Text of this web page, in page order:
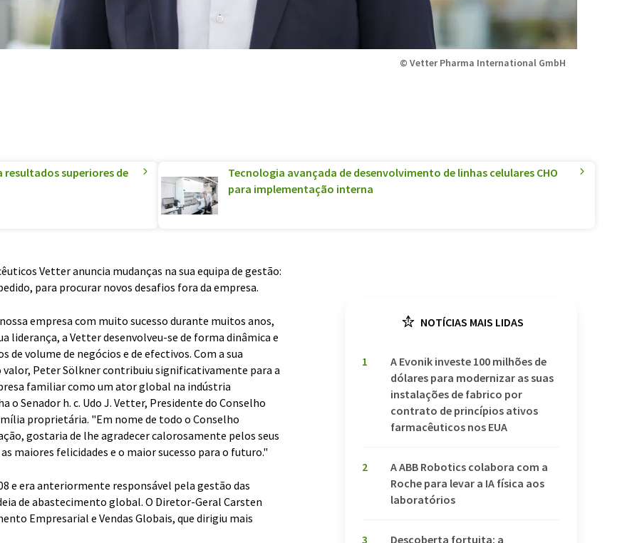
© Vetter Pharma International GmbH
superiores de
Tecnologia avançada de desenvolvimento de linhas celulares CHO
para implementação interna
Vetter anuncia mudanças na sua equipa de gestão:
para procurar novos desafios fora da empresa.
empresa com muito sucesso durante muitos anos,
liderança, a Vetter desenvolveu-se de forma dinâmica e
volume de negócios e de efectivos. Com a sua
valor, Peter Sölkner contribuiu significativamente para a
familiar como um ator global na indústria
Senador h. c. Udo J. Vetter, Presidente do Conselho
proprietária. "Em nome de todo o Conselho
gostaria de lhe agradecer calorosamente pelos seus
maiores felicidades e o maior sucesso para o futuro."
e era anteriormente responsável pela gestão das
de abastecimento global. O Diretor-Geral Carsten
Empresarial e Vendas Globais, que dirigiu mais
NOTÍCIAS MAIS LIDAS
1
A Evonik investe 100 milhões de
dólares para modernizar as suas
instalações de fabrico por
contrato de princípios ativos
farmacêuticos nos EUA
2
A ABB Robotics colabora com a
Roche para levar a IA física aos
laboratórios
3
Descoberta fortuita: a